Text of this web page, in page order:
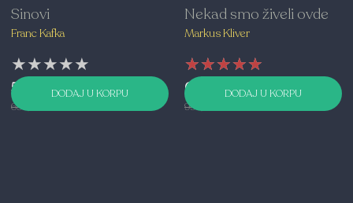
Sinovi
Franc Kafka
★★★★★
★★★★★
★★★★★
594,00 RSD
699,00 RSD
DODAJ U KORPU
Nekad smo živeli ovde
Markus Kliver
★★★★★
★★★★★
★★★★★
699,00 RSD
999,00 RSD
DODAJ U KORPU